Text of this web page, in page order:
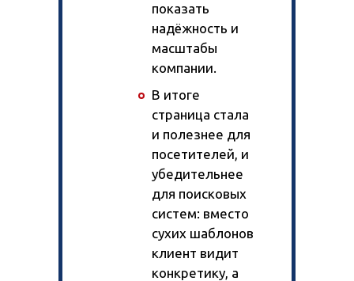
показать
надёжность и
масштабы
компании.
В итоге
страница стала
и полезнее для
посетителей, и
убедительнее
для поисковых
систем: вместо
сухих шаблонов
клиент видит
конкретику, а